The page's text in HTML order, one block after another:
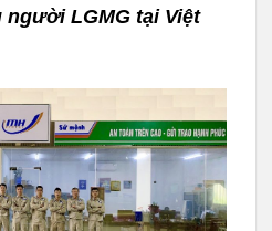
người LGMG tại Việt